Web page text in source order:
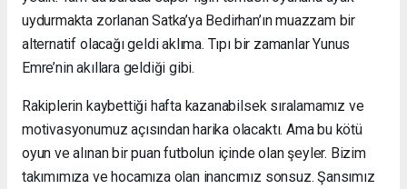
uydurmakta zorlanan Satka’ya Bedirhan’ın muazzam bir
alternatif olacağı geldi aklıma. Tıpı bir zamanlar Yunus
Emre’nin akıllara geldiği gibi.
Rakiplerin kaybettiği hafta kazanabilsek sıralamamız ve
motivasyonumuz açısından harika olacaktı. Ama bu kötü
oyun ve alınan bir puan futbolun içinde olan şeyler. Bizim
takımımıza ve hocamıza olan inancımız sonsuz. Şansımız